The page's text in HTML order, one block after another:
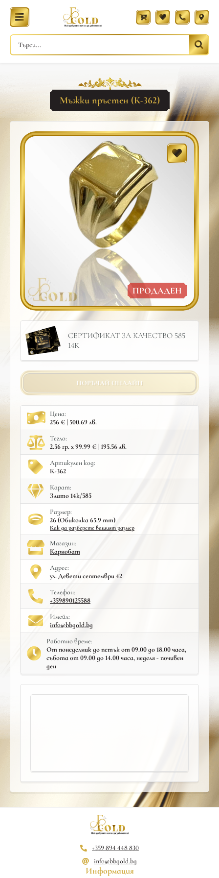
Мъжки пръстен (К-362)
ПРОДАДЕН
СЕРТИФИКАТ ЗА КАЧЕСТВО 585
14К
ПОРЪЧАЙ ОНЛАЙН
Цена:
256 € | 500.69 лв.
Тегло:
2.56 гр. x 99.99 € | 195.56 лв.
Артикулен код:
К-362
Карат:
Злато 14к/585
Размер:
26 (Обиколка 65.9 mm)
Как да разберете вашият размер
Mагазин:
Карнобат
Адрес:
ул. Девети септември 42
Телефон:
+359890125588
Имейл:
info@bbgold.bg
Работно време:
От понеделник до петък от 09.00 до 18.00 часа,
събота от 09.00 до 14.00 часа, неделя - почивен
ден
+359 894 448 830
info@bbgold.bg
Информация